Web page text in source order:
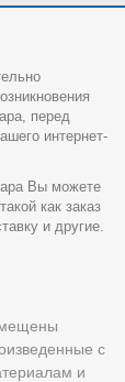
перед
интернет-
Вы можете
как заказ
и другие.
с
и